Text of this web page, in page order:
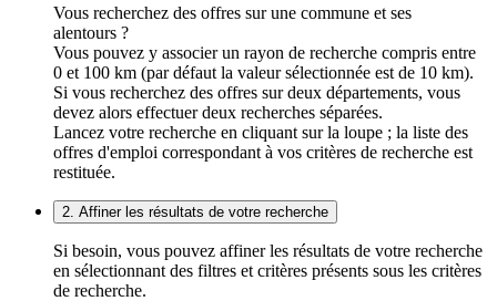
Vous recherchez des offres sur une commune et ses
alentours ?
Vous pouvez y associer un rayon de recherche compris entre
0 et 100 km (par défaut la valeur sélectionnée est de 10 km).
Si vous recherchez des offres sur deux départements, vous
devez alors effectuer deux recherches séparées.
Lancez votre recherche en cliquant sur la loupe ; la liste des
offres d'emploi correspondant à vos critères de recherche est
restituée.
2. Affiner les résultats de votre recherche
Si besoin, vous pouvez affiner les résultats de votre recherche
en sélectionnant des filtres et critères présents sous les critères
de recherche.